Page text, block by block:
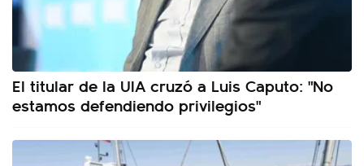
El titular de la UIA cruzó a Luis Caputo: "No
estamos defendiendo privilegios"